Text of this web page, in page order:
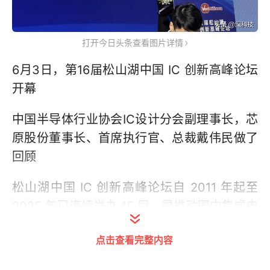
打开今日头条查看图片详情
6月3日，第16届松山湖中国 IC 创新高峰论坛
开幕
中国半导体行业协会IC设计分会副理事长，芯
原股份董事长、首席执行官、总裁戴伟民做了
回顾
松山湖中国 IC 创新高峰论坛自 2011 年起至
路产业生态建设的行业高端论坛。论坛多年来
持续发掘国产优质芯片项目，累计推介 93 家
点击查看完整内容